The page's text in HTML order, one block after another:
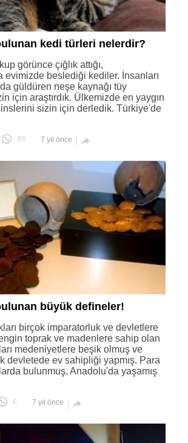
kedi türleri nelerdir?
görünce çığlık attığı,
evimizde beslediği kediler. İnsanları
güldüren neşe kaynağı tüy
için araştırdık. Ülkemizde en yaygın
sizin için derledik. Türkiye'de
98 7 yıl önce 
büyük defineler!
birçok imparatorluk ve devletlere
toprak ve madenlere sahip olan
medeniyetlere beşik olmuş ve
devletede ev sahipliği yapmış. Para
bulunmuş. Anadolu'da yaşamış
6 7 yıl önce 